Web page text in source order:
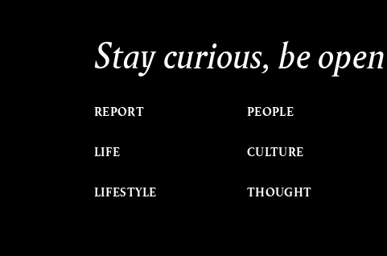
Stay curious, be open
REPORT
LIFE
LIFESTYLE
PEOPLE
CULTURE
THOUGHT